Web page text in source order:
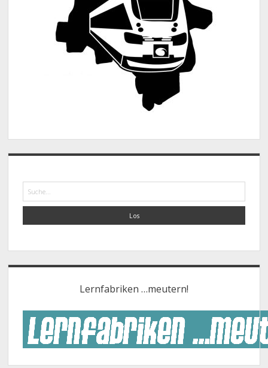
Lernfabriken …meutern!